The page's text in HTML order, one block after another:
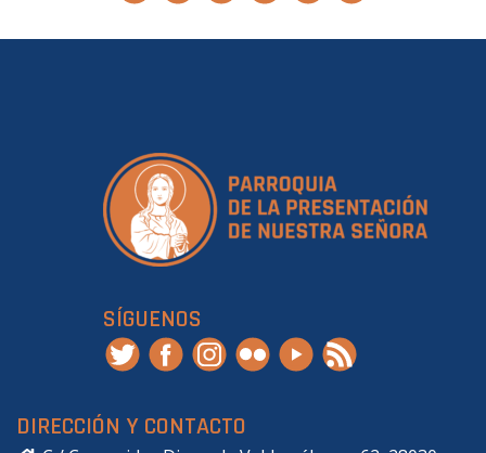
SÍGUENOS
DIRECCIÓN Y CONTACTO